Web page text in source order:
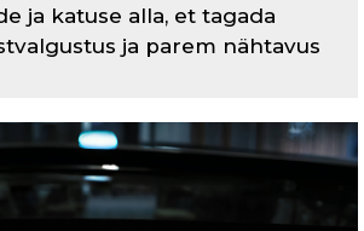
ja katuse alla, et tagada
ja parem nähtavus